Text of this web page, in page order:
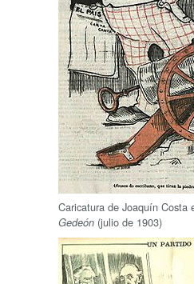
Caricatura de Joaquín Costa
Gedeón (julio de 1903)